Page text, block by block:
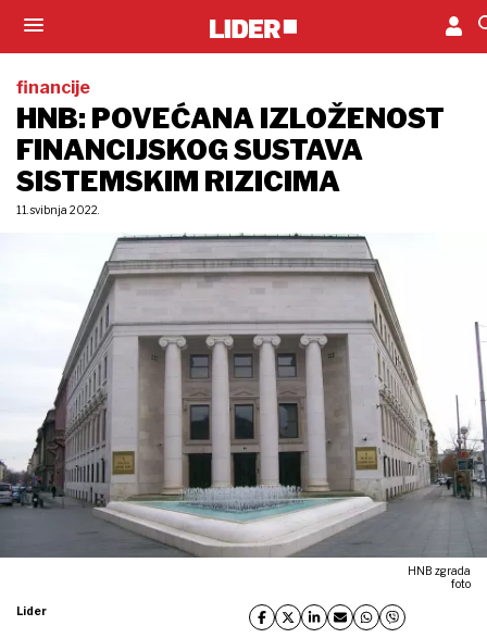
financije
HNB: POVEĆANA IZLOŽENOST
FINANCIJSKOG SUSTAVA
SISTEMSKIM RIZICIMA
11. svibnja 2022.
HNB zgrada
foto
Lider